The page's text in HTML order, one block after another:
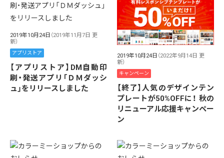
2019年10月24日 （2019年11月7日 更
新）
アプリストア
【アプリストア】DM自動印
刷・発送アプリ「ＤＭダッシ
ュ」をリリースしました
2019年10月24日 （2022年9月14日 更
新）
キャンペーン
【終了】人気のデザインテン
プレートが50%OFFに！ 秋の
リニューアル応援キャンペー
ン